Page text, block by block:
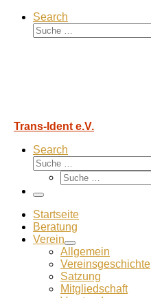
Search
Suche
Trans-Ident e.V.
Search
Suche
Suche
Menü
Startseite
Beratung
Verein
Allgemein
Vereins­geschichte
Satzung
Mitglied­schaft